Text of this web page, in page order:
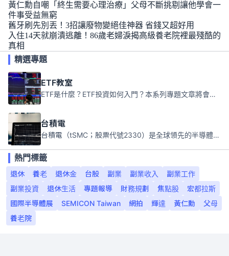
黃仁勳自嘲「終生需要心理治療」父母不斷挑剔讓他學會一
件事受益無窮
舊牙刷先別丟！3招讓廢物變絕佳神器 省錢又超好用
入住14天就崩潰逃離！86歲老婦淚揭高級養老院裡最殘酷的
真相
精選專題
ETF教室
ETF是什麼？ETF投資如何入門？本系列專題文章將會告訴你新手必須知道的ETF基礎知識。
台積電
台積電（tSMC；股票代號2330）是全球領先的半導體代工公司，成立於1987年，總部位於台灣新竹。且已於美國、日本、德國及中國設廠，台積電是全球首家專業積體電路製造服務公司，也是全球最先進和最大規模的半導體代工廠。
熱門標籤
退休
養老 退休金 台股 副業 副業收入
副業工作
副業投資
退休生活 專題報導 財務規劃 焦點股
宏都拉斯
國際半導體展
SEMICON Taiwan 網拍 輝達 黃仁勳
父母
養老院